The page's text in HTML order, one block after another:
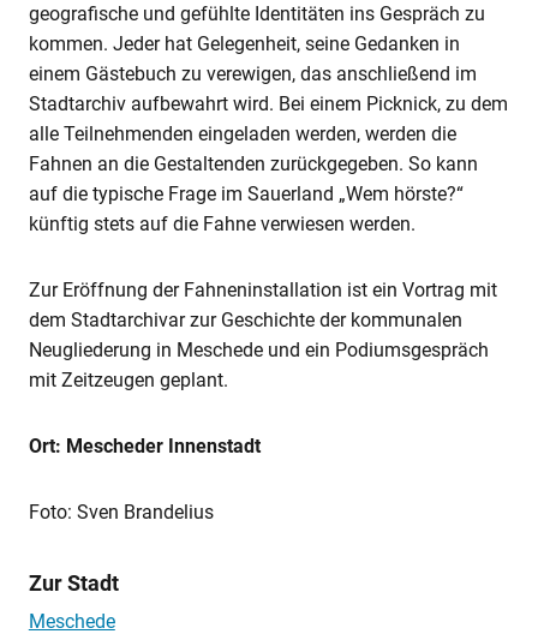
geografische und gefühlte Identitäten ins Gespräch zu
kommen. Jeder hat Gelegenheit, seine Gedanken in
einem Gästebuch zu verewigen, das anschließend im
Stadtarchiv aufbewahrt wird. Bei einem Picknick, zu dem
alle Teilnehmenden eingeladen werden, werden die
Fahnen an die Gestaltenden zurückgegeben. So kann
auf die typische Frage im Sauerland „Wem hörste?“
künftig stets auf die Fahne verwiesen werden.
Zur Eröffnung der Fahneninstallation ist ein Vortrag mit
dem Stadtarchivar zur Geschichte der kommunalen
Neugliederung in Meschede und ein Podiumsgespräch
mit Zeitzeugen geplant.
Ort: Mescheder Innenstadt
Foto: Sven Brandelius
Zur Stadt
Meschede